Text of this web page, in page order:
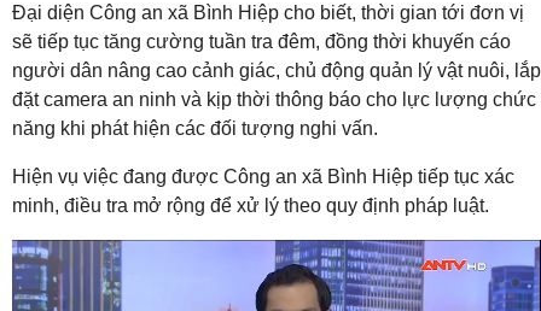
Đại diện Công an xã Bình Hiệp cho biết, thời gian tới đơn vị
sẽ tiếp tục tăng cường tuần tra đêm, đồng thời khuyến cáo
người dân nâng cao cảnh giác, chủ động quản lý vật nuôi, lắp
đặt camera an ninh và kịp thời thông báo cho lực lượng chức
năng khi phát hiện các đối tượng nghi vấn.
Hiện vụ việc đang được Công an xã Bình Hiệp tiếp tục xác
minh, điều tra mở rộng để xử lý theo quy định pháp luật.